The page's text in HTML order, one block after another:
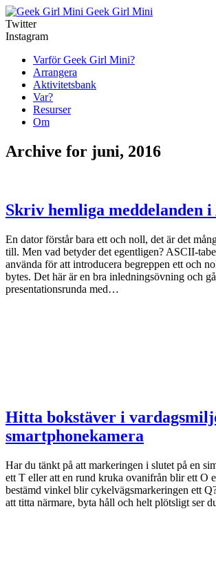
Geek Girl Mini
Twitter
Instagram
Varför Geek Girl Mini?
Arrangera
Aktivitetsbank
Var?
Resurser
Om
Archive for juni, 2016
Skriv hemliga meddelanden
En dator förstår bara ett och noll, det är det
till. Men vad betyder det egentligen? ASCII-
använda för att introducera begreppen ett och
bytes. Det här är en bra inledningsövning och
presentationsrunda med…
Hitta bokstäver i
smartphonekamera
Har du tänkt på att markeringen i slutet på en
ett T eller att en rund kruka ovanifrån blir ett O
bestämd vinkel blir cykelvägsmarkeringen ett
att titta närmare, byta håll och helt plötsligt ser